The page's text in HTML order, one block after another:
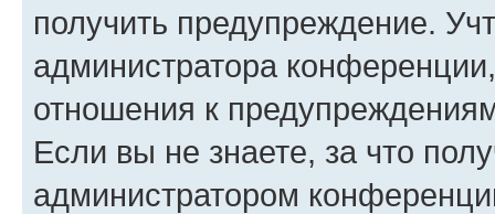
получить предупреждение.
администратора
отношения к
Если вы не знаете, за что
администратором